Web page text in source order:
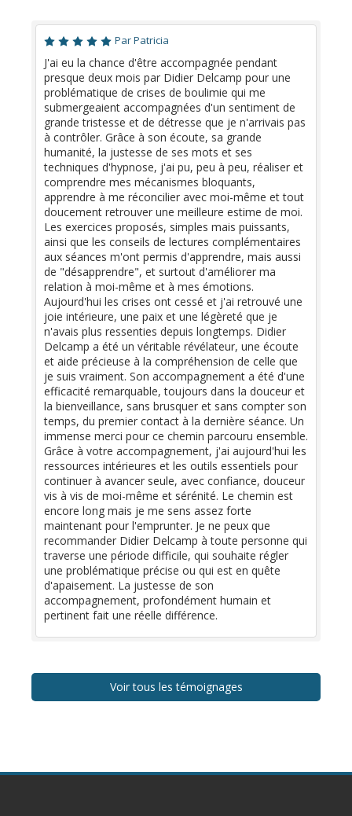
Par Patricia
J'ai eu la chance d'être accompagnée pendant
presque deux mois par Didier Delcamp pour une
problématique de crises de boulimie qui me
submergeaient accompagnées d'un sentiment de
grande tristesse et de détresse que je n'arrivais pas
à contrôler. Grâce à son écoute, sa grande
humanité, la justesse de ses mots et ses
techniques d'hypnose, j'ai pu, peu à peu, réaliser et
comprendre mes mécanismes bloquants,
apprendre à me réconcilier avec moi-même et tout
doucement retrouver une meilleure estime de moi.
Les exercices proposés, simples mais puissants,
ainsi que les conseils de lectures complémentaires
aux séances m'ont permis d'apprendre, mais aussi
de "désapprendre", et surtout d'améliorer ma
relation à moi-même et à mes émotions.
Aujourd'hui les crises ont cessé et j'ai retrouvé une
joie intérieure, une paix et une légèreté que je
n'avais plus ressenties depuis longtemps. Didier
Delcamp a été un véritable révélateur, une écoute
et aide précieuse à la compréhension de celle que
je suis vraiment. Son accompagnement a été d'une
efficacité remarquable, toujours dans la douceur et
la bienveillance, sans brusquer et sans compter son
temps, du premier contact à la dernière séance. Un
immense merci pour ce chemin parcouru ensemble.
Grâce à votre accompagnement, j'ai aujourd'hui les
ressources intérieures et les outils essentiels pour
continuer à avancer seule, avec confiance, douceur
vis à vis de moi-même et sérénité. Le chemin est
encore long mais je me sens assez forte
maintenant pour l'emprunter. Je ne peux que
recommander Didier Delcamp à toute personne qui
traverse une période difficile, qui souhaite régler
une problématique précise ou qui est en quête
d'apaisement. La justesse de son
accompagnement, profondément humain et
pertinent fait une réelle différence.
Voir tous les témoignages